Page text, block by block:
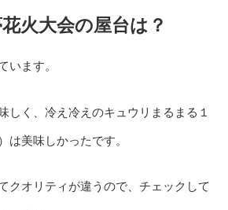
火大会の屋台は？
います。
しく、冷え冷えのキュウリまるまる１
は美味しかったです。
クオリティが違うので、チェックして